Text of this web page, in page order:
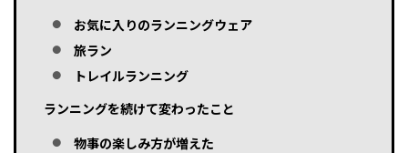
お気に入りのランニングウェア
旅ラン
トレイルランニング
ランニングを続けて変わったこと
物事の楽しみ方が増えた